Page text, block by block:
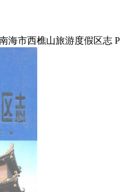
海市西樵山旅游度假区志